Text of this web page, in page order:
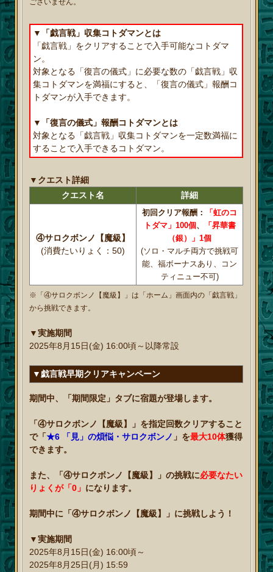
▼「戯言戦」収集コトダマンとは
「戯言戦」をクリアすることで入手可能なコトダマ
ン。
対象となる「復言の儀式」に必要な数の「戯言戦」収
集コトダマンを満福にすると、「復言の儀式」報酬コ
トダマンが入手できます。
▼「復言の儀式」報酬コトダマンとは
対象となる「戯言戦」収集コトダマンを一定数満福に
することで入手できるコトダマン。
▼クエスト詳細
クエスト名
詳細
④サロクボンノ【魔級】
(消費たいりょく：50)
初回クリア報酬：
「虹のコ
トダマ」100個 、
「昇華書
（銀）」1個
(ソロ・マルチ両方で挑戦可
能、福ボーナスあり、コン
ティニュー不可)
※「④サロクボンノ【魔級】」は「ホーム」画面内の「戯言戦」
から挑戦できます。
▼実施期間
2025年8月15日(金) 16:00頃～以降常設
▼戯言戦早期クリアキャンペーン
期間中、「期間限定」タブに宿題が登場します。
「④サロクボンノ【魔級】」を指定回数クリアすること
で「★6 「見」の煩悩・サロクボンノ 」を最大10体獲得
できます。
また、「④サロクボンノ【魔級】」の挑戦に必要なたい
りょくが「0」 になります。
期間中に「④サロクボンノ【魔級】」に挑戦しよう！
▼実施期間
2025年8月15日(金) 16:00頃～
2025年8月25日(月) 15:59